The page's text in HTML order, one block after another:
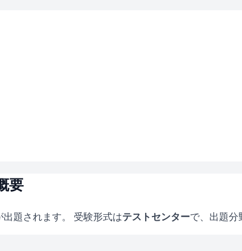
要
出題されます。 受験形式はテストセンターで、 出題分